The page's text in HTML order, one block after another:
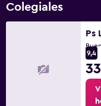
Colegiales
9,4